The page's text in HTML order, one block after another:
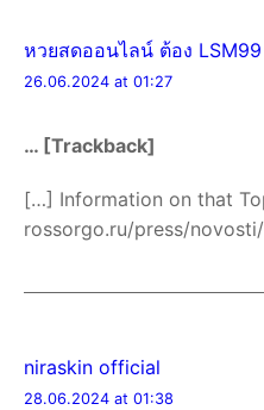
หวยสดออนไลน์ ต้อง
26.06.2024 at 01:27
… [Trackback]
[…] Information on that
rossorgo.ru/press/
niraskin official
28.06.2024 at 01:38